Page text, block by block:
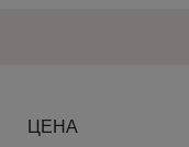
ЦЕНА